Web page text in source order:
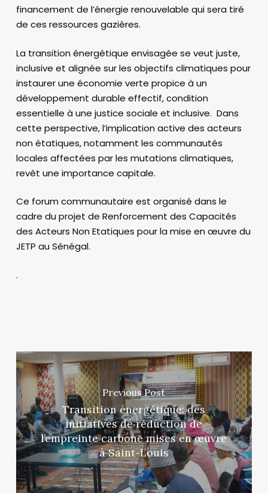
financement de l’énergie renouvelable qui sera tiré
de ces ressources gazières.
La transition énergétique envisagée se veut juste,
inclusive et alignée sur les objectifs climatiques pour
instaurer une économie verte propice à un
développement durable effectif, condition
essentielle à une justice sociale et inclusive. Dans
cette perspective, l’implication active des acteurs
non étatiques, notamment les communautés
locales affectées par les mutations climatiques,
revêt une importance capitale.
Ce forum communautaire est organisé dans le
cadre du projet de Renforcement des Capacités
des Acteurs Non Etatiques pour la mise en œuvre du
JETP au Sénégal.
.
Previous Post
Transition énergétique: des
initiatives de réduction de
l’empreinte carbone mises en œuvre
à Saint-Louis